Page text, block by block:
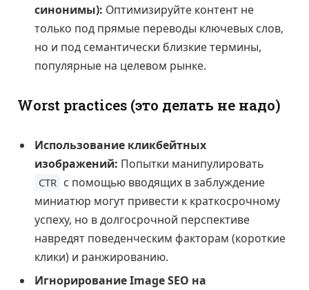
синонимы): Оптимизируйте контент не
только под прямые переводы ключевых слов,
но и под семантически близкие термины,
популярные на целевом рынке.
Worst practices (это делать не надо)
Использование кликбейтных
изображений: Попытки манипулировать
CTR с помощью вводящих в заблуждение
миниатюр могут привести к краткосрочному
успеху, но в долгосрочной перспективе
навредят поведенческим факторам (короткие
клики) и ранжированию.
Игнорирование Image SEO на